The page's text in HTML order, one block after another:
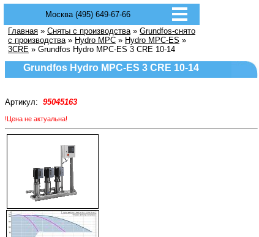
Москва (495) 649-67-66
Главная » Сняты с производства» Grundfos-снято
с производства» Hydro MPC » Hydro MPC-ES »
3CRE » Grundfos Hydro MPC-ES 3 CRE 10-14
Grundfos Hydro MPC-ES 3 CRE 10-14
Артикул: 95045163
!Цена не актуальна!